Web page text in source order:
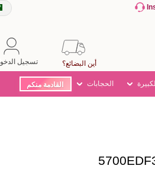
تسجيل أين البضائع؟
الحجابات القادمة منكم